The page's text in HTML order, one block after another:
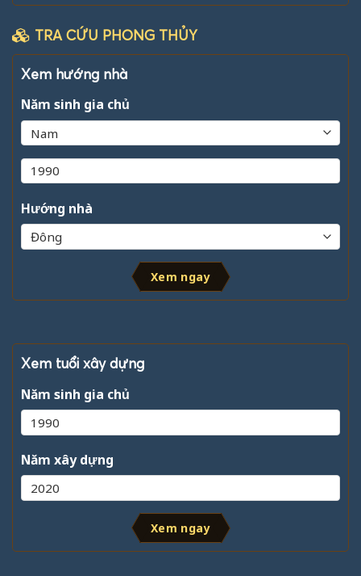
TRA CỨU PHONG THỦY
Xem hướng nhà
Năm sinh gia chủ
Hướng nhà
Xem ngay
Xem tuổi xây dựng
Năm sinh gia chủ
Năm xây dựng
Xem ngay